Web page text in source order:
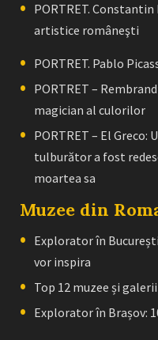
PORTRET.
artistice româneşti
PORTRET. Pablo
PORTRET –
magician al culorilor
PORTRET – El
tulburător a fost
moartea sa
Muzee din
Explorator în
vor inspira
Top 12 muzee și
Explorator în Brașov: